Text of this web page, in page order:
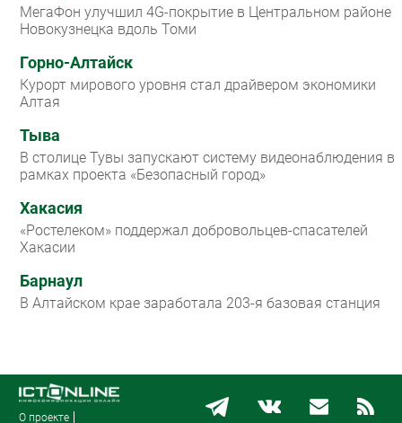
МегаФон улучшил 4G-покрытие в Центральном районе
Новокузнецка вдоль Томи
Горно-Алтайск
Курорт мирового уровня стал драйвером экономики
Алтая
Тыва
В столице Тувы запускают систему видеонаблюдения в
рамках проекта «Безопасный город»
Хакасия
«Ростелеком» поддержал добровольцев-спасателей
Хакасии
Барнаул
В Алтайском крае заработала 203-я базовая станция
О проекте